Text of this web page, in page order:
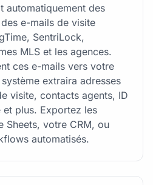
automatiquement des
e-mails de visite
SentriLock,
MLS et les agences.
ces e-mails vers votre
extraira adresses
visite, contacts agents, ID
plus. Exportez les
Sheets, votre CRM, ou
automatisés.